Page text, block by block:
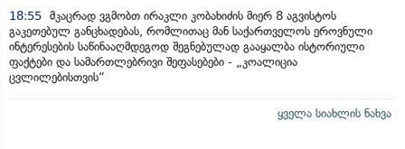
18:55 მკაცრად ვგმობთ ირაკლი კობახიძის მიერ 8 აგვისტოს
გაკეთებულ განცხადებას, რომლითაც მან საქართველოს ეროვნული
ინტერესების საწინააღმდეგოდ შეგნებულად გააყალბა ისტორიული
ფაქტები და სამართლებრივი შეფასებები - „კოალიცია
ცვლილებისთვის“
ყველა სიახლის ნახვა